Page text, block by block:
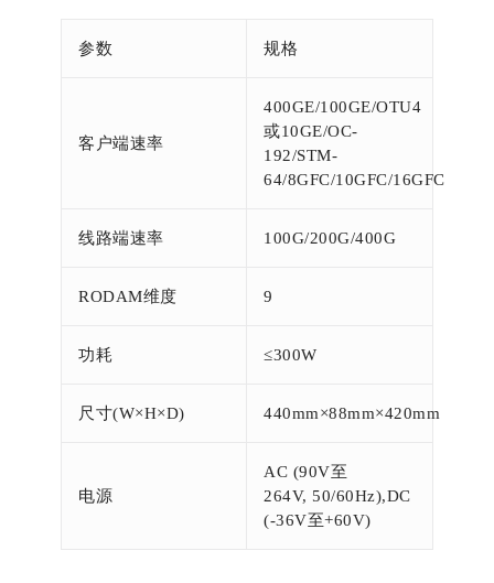
参数 规格
客户端速率
400GE/100GE/OTU4
或10GE/OC-
192/STM-
64/8GFC/10GFC/16GFC
线路端速率 100G/200G/400G
RODAM维度 9
功耗 ≤300W
尺寸(W×H×D) 440mm×88mm×420mm
电源
AC (90V至
264V, 50/60Hz),DC
(-36V至+60V)